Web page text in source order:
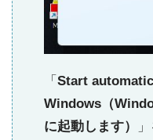
「 Start
Windows（
に起動します）